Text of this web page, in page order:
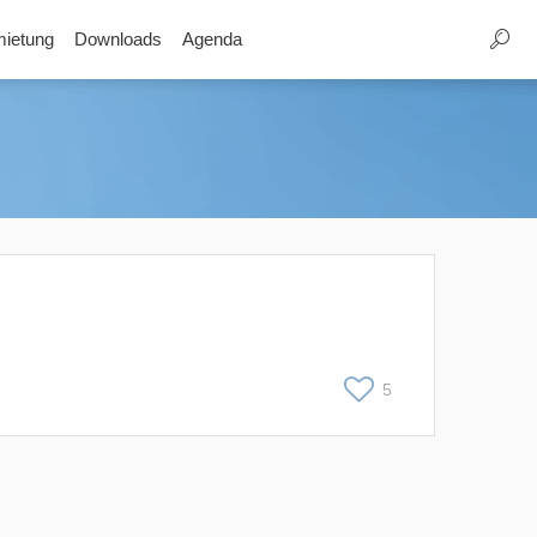
Downloads Agenda
5